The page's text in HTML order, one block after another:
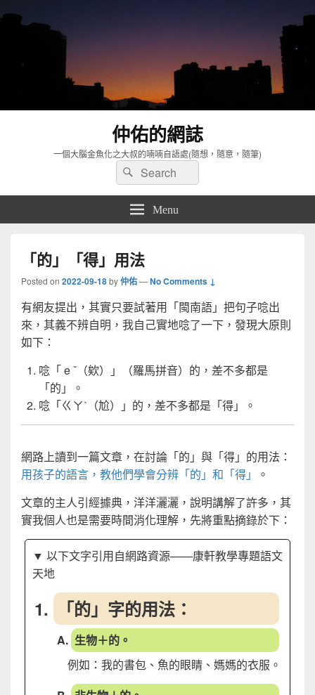
仲佑的網誌
一個大腦金魚化之大叔的喃喃自語處(隨想，隨意，隨筆)
Search
for:
Search
Menu
「的」「得」用法
Posted on 2022-09-18by仲佑—No Comments ↓
有網友提出，其實只要試著用「閩南語」把句子唸出
來，其義不辨自明，我自己實地唸了一下，發現大原則
如下：
唸「 e ˇ（欸）」（羅馬拼音）的，差不多都是
「的」。
唸「ㄍㄚˋ（尬）」的，差不多都是「得」。
網路上讀到一篇文章，在討論「的」與「得」的用法：
用孩子的語言，教他們學會分辨「的」和「得」
。
文章的主人引經據典，洋洋灑灑，說明講解了許多，其
實我個人也是需要時間消化理解，先將重點摘錄於下：
▼ 以下文字引用自網路資源——康軒教學專題語文
天地
「的」字的用法：
生物＋的。
例如：我的書包、魚的眼睛、媽媽的衣服。